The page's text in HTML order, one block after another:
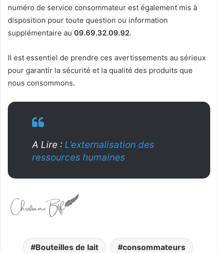
numéro de service consommateur est également mis à
disposition pour toute question ou information
supplémentaire au 09.69.32.09.92.
Il est essentiel de prendre ces avertissements au sérieux
pour garantir la sécurité et la qualité des produits que
nous consommons.
A Lire : L’externalisation des
ressources humaines
Bouteilles de lait consommateurs